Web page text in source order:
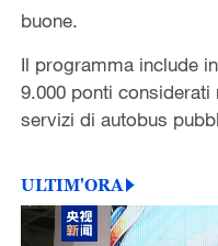
buone.
Il programma include
9.000 ponti considerati
servizi di autobus
ULTIM'ORA